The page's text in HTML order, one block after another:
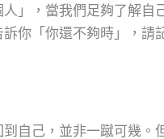
」，當我們足夠了解自
你「你還不夠時」，請
自己，並非一蹴可幾